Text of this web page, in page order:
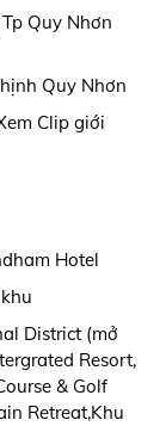
Quy Nhơn
Quy Nhơn
Clip giới
Hotel
District (mở
Resort,
& Golf
Retreat,Khu